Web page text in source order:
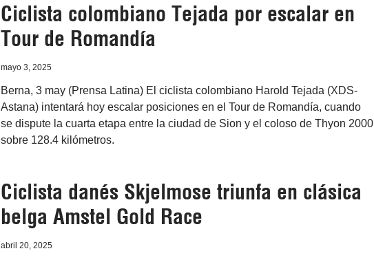
Ciclista colombiano Tejada por escalar en
Tour de Romandía
mayo 3, 2025
Berna, 3 may (Prensa Latina) El ciclista colombiano Harold Tejada (XDS-
Astana) intentará hoy escalar posiciones en el Tour de Romandía, cuando
se dispute la cuarta etapa entre la ciudad de Sion y el coloso de Thyon 2000
sobre 128.4 kilómetros.
Ciclista danés Skjelmose triunfa en clásica
belga Amstel Gold Race
abril 20, 2025